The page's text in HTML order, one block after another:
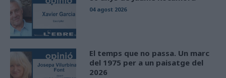
04 agost 2026
El temps que no passa. Un marc
del 1975 per a un paisatge del
2026